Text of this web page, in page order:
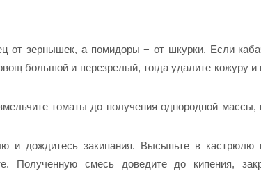
от зернышек, а помидоры − от шкурки. Если
большой и перезрелый, тогда удалите кожуру и
томаты до получения однородной массы,
и дождитесь закипания. Высыпьте в кастрюлю
Полученную смесь доведите до кипения,